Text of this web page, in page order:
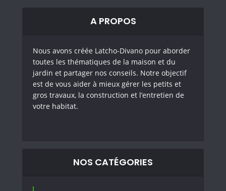
A PROPOS
Nous avons créée Latcho-Divano pour aborder
toutes les thématiques de la maison et du
jardin et partager nos conseils. Notre objectif
est de vous aider à mieux gérer les petits et
gros travaux, la construction et l’entretien de
votre habitat.
NOS CATÉGORIES